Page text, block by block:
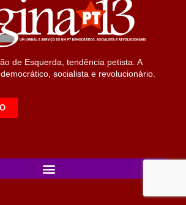
de Esquerda, tendência petista. A
socialista e revolucionário.